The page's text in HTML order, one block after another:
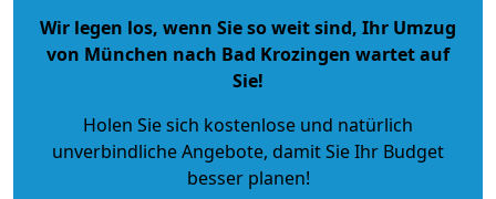
Wir legen los, wenn Sie so weit sind, Ihr Umzug
von München nach Bad Krozingen wartet auf
Sie!
Holen Sie sich kostenlose und natürlich
unverbindliche Angebote, damit Sie Ihr Budget
besser planen!